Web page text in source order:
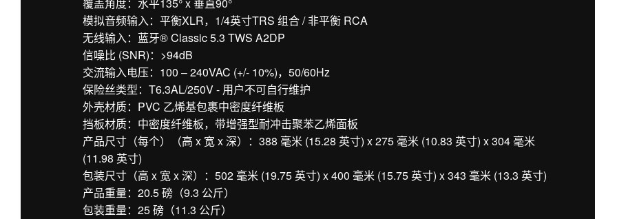
模拟音频输入：平衡XLR，1/4英寸TRS 组合 / 非平衡 RCA
无线输入：蓝牙® Classic 5.3 TWS A2DP
信噪比 (SNR)：>94dB
交流输入电压：100 – 240VAC (+/- 10%)，50/60Hz
保险丝类型：T6.3AL/250V - 用户不可自行维护
外壳材质：PVC 乙烯基包裹中密度纤维板
挡板材质：中密度纤维板，带增强型耐冲击聚苯乙烯面板
产品尺寸（每个）（高 x 宽 x 深）：388 毫米 (15.28 英寸) x 275 毫米 (10.83 英寸) x 304 毫米
(11.98 英寸)
包装尺寸（高 x 宽 x 深）：502 毫米 (19.75 英寸) x 400 毫米 (15.75 英寸) x 343 毫米 (13.3 英寸)
产品重量：20.5 磅（9.3 公斤）
包装重量：25 磅（11.3 公斤）